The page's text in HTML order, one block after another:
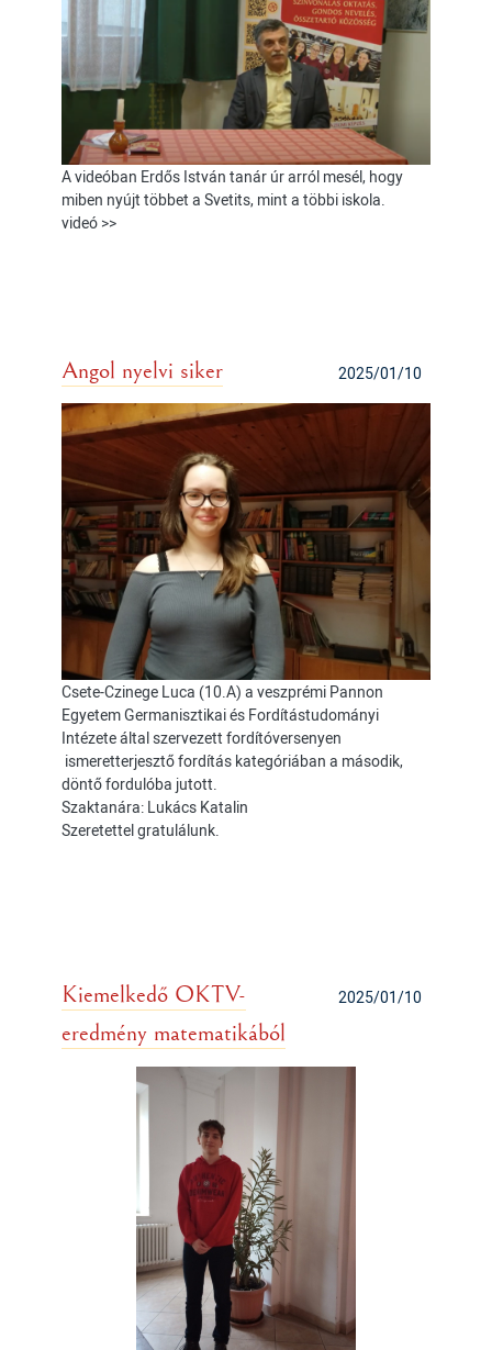
A videóban Erdős István tanár úr arról mesél, hogy
miben nyújt többet a Svetits, mint a többi iskola.
videó >>
2025/01/10
Angol nyelvi siker
Csete-Czinege Luca (10.A) a veszprémi Pannon
Egyetem Germanisztikai és Fordítástudományi
Intézete által szervezett fordítóversenyen
ismeretterjesztő fordítás kategóriában a második,
döntő fordulóba jutott.
Szaktanára: Lukács Katalin
Szeretettel gratulálunk.
2025/01/10
Kiemelkedő OKTV-
eredmény matematikából